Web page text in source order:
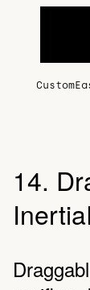
14.